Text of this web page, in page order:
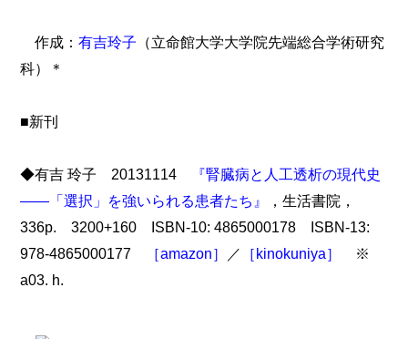
作成：有吉玲子 （立命館大学大学院先端総合学術研究
科）＊
■新刊
◆有吉 玲子 20131114
『腎臓病と人工透析の現代史
――「選択」を強いられる患者たち』
，生活書院，
336p. 3200+160 ISBN-10: 4865000178 ISBN-13:
978-4865000177
［amazon］ ／ ［kinokuniya］
※
a03. h.